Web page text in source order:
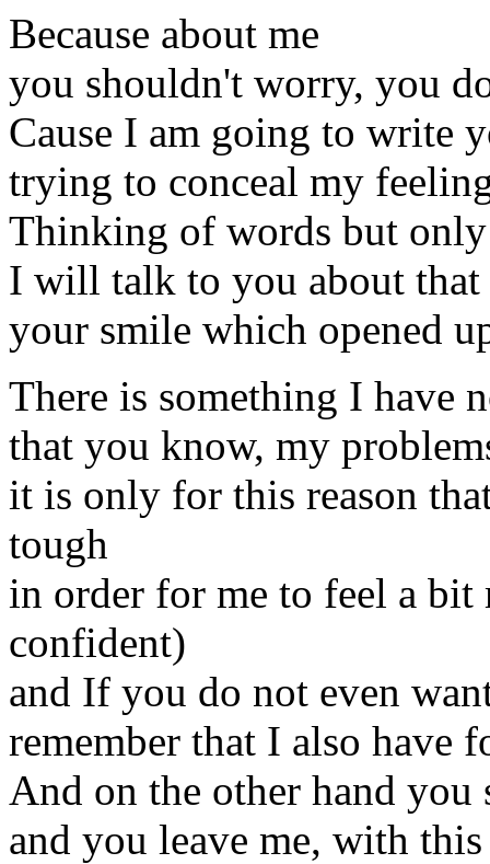
Because about me
you shouldn't worry, you
Cause I am going to write
trying to conceal my
Thinking of words but
I will talk to you about that
your smile which opened
There is something I have
that you know, my
it is only for this reason
tough
in order for me to feel a bit
confident)
and If you do not even
remember that I also have
And on the other hand
and you leave me, with